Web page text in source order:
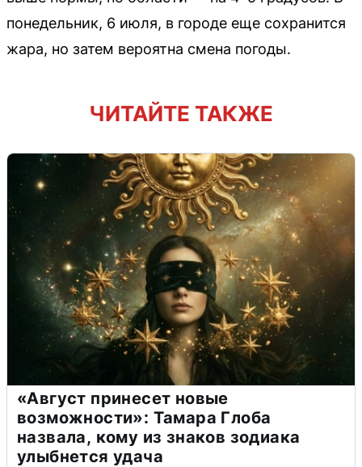
понедельник, 6 июля, в городе еще сохранится
жара, но затем вероятна смена погоды.
ЧИТАЙТЕ ТАКЖЕ
«Август принесет новые
возможности»: Тамара Глоба
назвала, кому из знаков зодиака
улыбнется удача